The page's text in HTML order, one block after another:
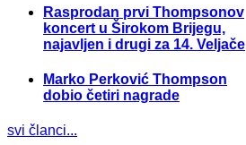
Rasprodan prvi Thompsonov
koncert u Širokom Brijegu,
najavljen i drugi za 14. Veljače
Marko Perković Thompson
dobio četiri nagrade
svi članci...